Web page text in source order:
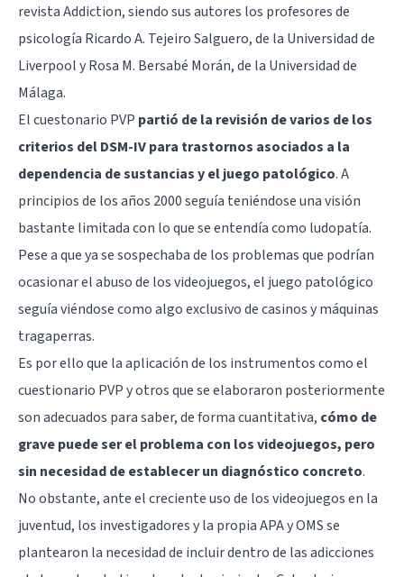
revista Addiction, siendo sus autores los profesores de
psicología Ricardo A. Tejeiro Salguero, de la Universidad de
Liverpool y Rosa M. Bersabé Morán, de la Universidad de
Málaga.
El cuestonario PVP partió de la revisión de varios de los
criterios del DSM-IV para trastornos asociados a la
dependencia de sustancias y el juego patológico. A
principios de los años 2000 seguía teniéndose una visión
bastante limitada con lo que se entendía como ludopatía.
Pese a que ya se sospechaba de los problemas que podrían
ocasionar el abuso de los videojuegos, el juego patológico
seguía viéndose como algo exclusivo de casinos y máquinas
tragaperras.
Es por ello que la aplicación de los instrumentos como el
cuestionario PVP y otros que se elaboraron posteriormente
son adecuados para saber, de forma cuantitativa, cómo de
grave puede ser el problema con los videojuegos, pero
sin necesidad de establecer un diagnóstico concreto.
No obstante, ante el creciente uso de los videojuegos en la
juventud, los investigadores y la propia APA y OMS se
plantearon la necesidad de incluir dentro de las adicciones